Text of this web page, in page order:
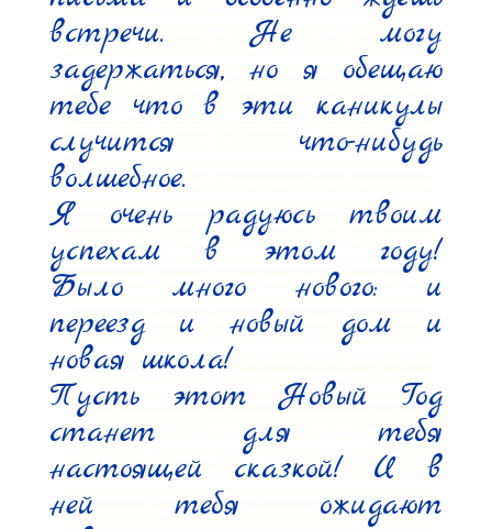
встречи. Не могу
задержаться, но я обещаю
тебе что в эти каникулы
случится что-нибудь
волшебное.
Я очень радуюсь твоим
успехам в этом году!
Было много нового: и
переезд и новый дом и
новая школа!
Пусть этот Новый Год
станет для тебя
настоящей сказкой! И в
ней тебя ожидают